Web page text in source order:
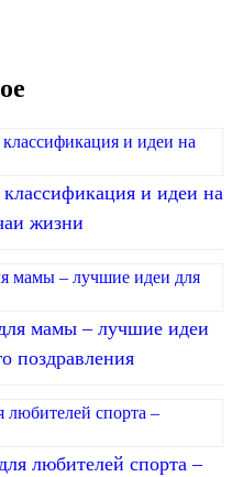
и идеи на
жизни
мамы – лучшие идеи
поздравления
любителей спорта –